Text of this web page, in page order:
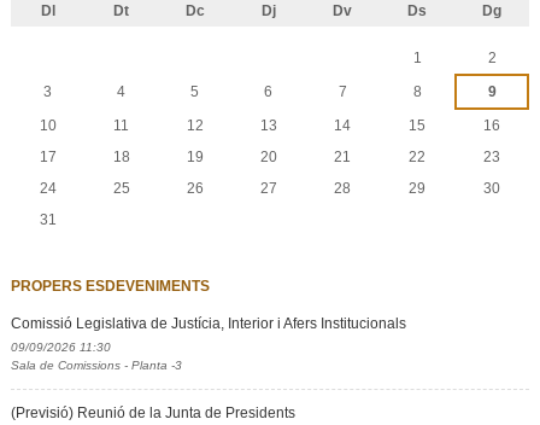
Dl Dt Dc Dj Dv Ds Dg
1
2
3
4 5 6 7 8
9
10
11 12 13 14 15
16
17
18 19 20 21 22
23
24
25 26 27 28 29
30
31
PROPERS ESDEVENIMENTS
Comissió Legislativa de Justícia, Interior i Afers Institucionals
09/09/2026 11:30
Sala de Comissions - Planta -3
(Previsió) Reunió de la Junta de Presidents